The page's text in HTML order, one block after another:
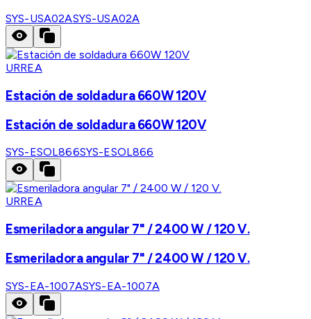
SYS-USA02ASYS-USA02A
URREA
Estación de soldadura 660W 120V
Estación de soldadura 660W 120V
SYS-ESOL866SYS-ESOL866
URREA
Esmeriladora angular 7" / 2400 W / 120 V.
Esmeriladora angular 7" / 2400 W / 120 V.
SYS-EA-1007ASYS-EA-1007A